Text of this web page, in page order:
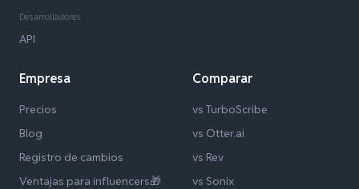
Desarrolladores
API
Empresa
Precios
Blog
Registro de cambios
Ventajas para influencers🎁
Comparar
vs TurboScribe
vs Otter.ai
vs Rev
vs Sonix